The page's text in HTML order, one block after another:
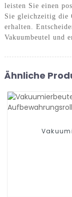
leisten Sie einen
Sie gleichzeitig die
erhalten.
Vakuumbeutel und
Ähnliche